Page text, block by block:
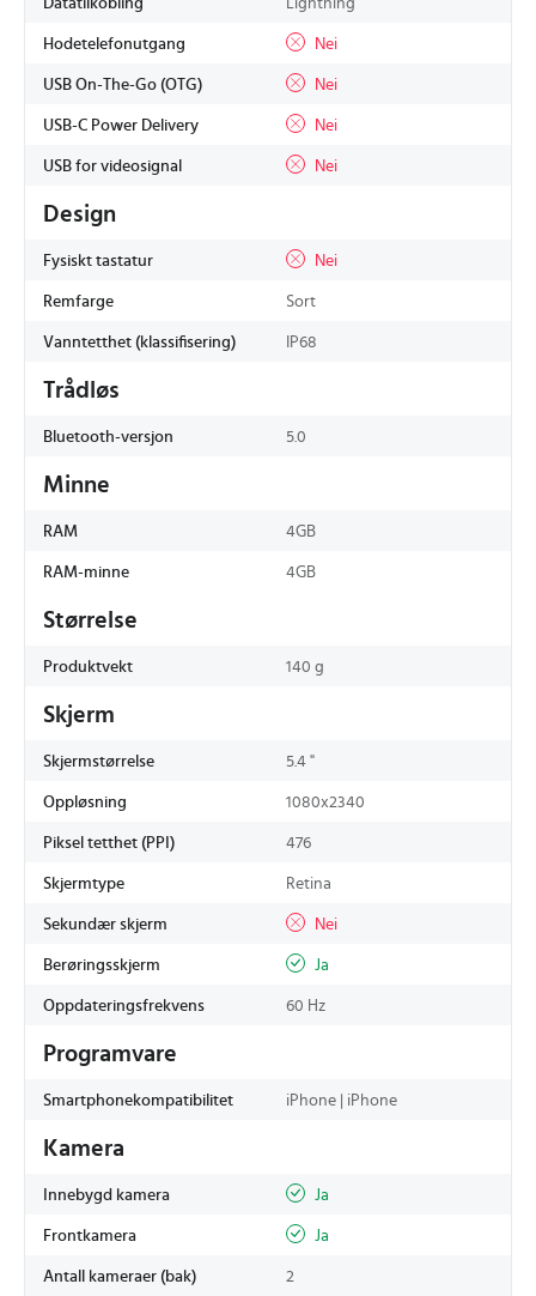
Datatilkobling Lightning
Hodetelefonutgang Nei
USB On-The-Go (OTG) Nei
USB-C Power Delivery Nei
USB for videosignal Nei
Design
Fysiskt tastatur Nei
Remfarge Sort
Vanntetthet (klassifisering) IP68
Trådløs
Bluetooth-versjon 5.0
Minne
RAM 4GB
RAM-minne 4GB
Størrelse
Produktvekt 140 g
Skjerm
Skjermstørrelse 5.4 "
Oppløsning 1080x2340
Piksel tetthet (PPI) 476
Skjermtype Retina
Sekundær skjerm Nei
Berøringsskjerm Ja
Oppdateringsfrekvens 60 Hz
Programvare
Smartphonekompatibilitet iPhone | iPhone
Kamera
Innebygd kamera Ja
Frontkamera Ja
Antall kameraer (bak) 2